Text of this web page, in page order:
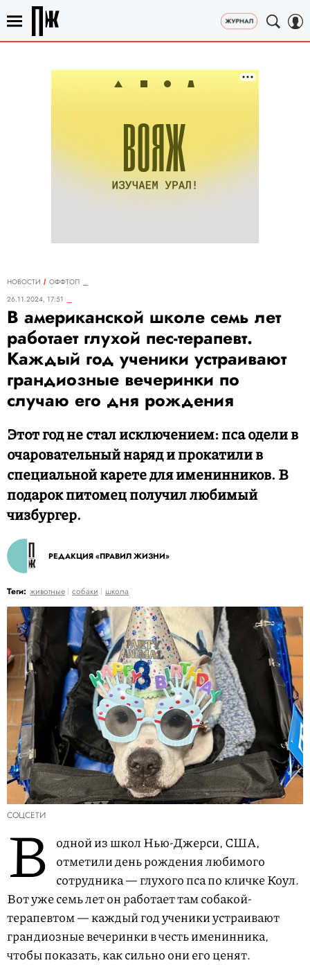
НОВОСТИ
ОФФТОП
26.11.2024, 17:51
В американской школе семь лет
работает глухой пес-терапевт.
Каждый год ученики устраивают
грандиозные вечеринки по
случаю его дня рождения
Этот год не стал исключением: пса одели в
очаровательный наряд и прокатили в
специальной карете для именинников. В
подарок питомец получил любимый
чизбургер.
РЕДАКЦИЯ «ПРАВИЛ ЖИЗНИ»
Теги: животные собаки школа
СОЦСЕТИ
В
одной из школ Нью-Джерси, США,
отметили день рождения любимого
сотрудника — глухого пса по кличке Коул.
Вот уже семь лет он работает там собакой-
терапевтом — каждый год ученики устраивают
грандиозные вечеринки в честь именинника,
чтобы показать, как сильно они его ценят.